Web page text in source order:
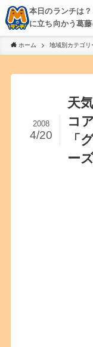
本日のランチは
に立ち向かう葛
京都・神戸を中
き、飲み歩きを綴
ホーム 地域別カテゴリ
天
コ
「
ー
2008
4/20